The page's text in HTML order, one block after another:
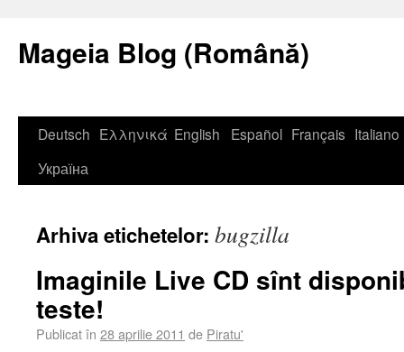
Mageia Blog (Română)
Deutsch Ελληνικά English Español Français Italiano
Україна
Arhiva etichetelor: bugzilla
Imaginile Live CD sînt
teste!
Publicat în 28 aprilie 2011 de Piratu'